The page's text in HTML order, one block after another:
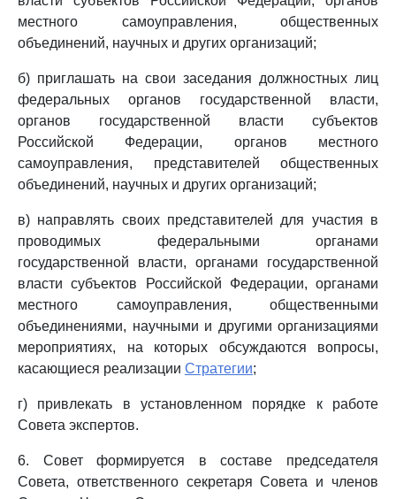
местного самоуправления, общественных
объединений, научных и других организаций;
б) приглашать на свои заседания должностных лиц
федеральных органов государственной власти,
органов государственной власти субъектов
Российской Федерации, органов местного
самоуправления, представителей общественных
объединений, научных и других организаций;
в) направлять своих представителей для участия в
проводимых федеральными органами
государственной власти, органами государственной
власти субъектов Российской Федерации, органами
местного самоуправления, общественными
объединениями, научными и другими организациями
мероприятиях, на которых обсуждаются вопросы,
касающиеся реализации Стратегии;
г) привлекать в установленном порядке к работе
Совета экспертов.
6. Совет формируется в составе председателя
Совета, ответственного секретаря Совета и членов